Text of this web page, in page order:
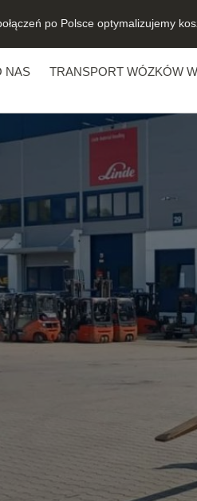
po Polsce optymalizujemy
NAS TRANSPORT WÓZKÓW